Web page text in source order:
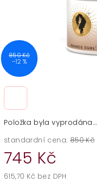
Položka byla vyprodána…
standardní cena: 850 Kč
745 Kč
615,70 Kč bez DPH
850 Kč
–12 %